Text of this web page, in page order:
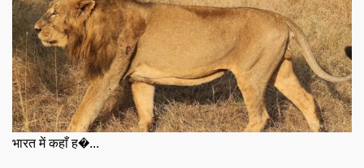
भारत में कहाँ ह�...